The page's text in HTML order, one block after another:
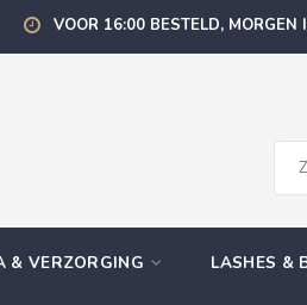
VOOR 16:00 BESTELD, MORGEN
& VERZORGING LASHES &